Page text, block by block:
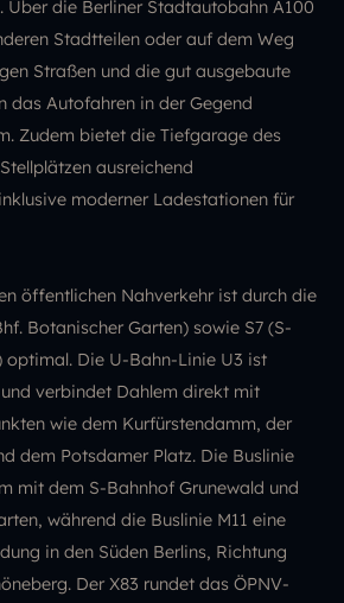
Über die Berliner Stadtautobahn A100
Stadtteilen oder auf dem Weg
Straßen und die gut ausgebaute
das Autofahren in der Gegend
Zudem bietet die Tiefgarage des
ausreichend
moderner Ladestationen für
öffentlichen Nahverkehr ist durch die
Botanischer Garten) sowie S7 (S-
optimal. Die U-Bahn-Linie U3 ist
verbindet Dahlem direkt mit
wie dem Kurfürstendamm, der
dem Potsdamer Platz. Die Buslinie
mit dem S-Bahnhof Grunewald und
während die Buslinie M11 eine
in den Süden Berlins, Richtung
Der X83 rundet das ÖPNV-